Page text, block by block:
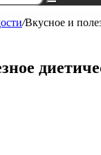
Поиск...
/Вкусное и